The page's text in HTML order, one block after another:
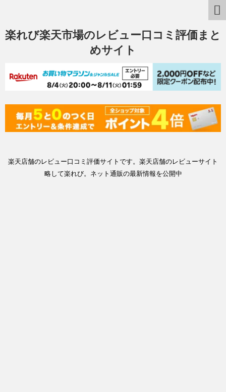
楽れび楽天市場のレビュー口コミ評価まと
めサイト
楽天店舗のレビュー口コミ評価サイトです。楽天店舗のレビューサイト
略して楽れび。ネット通販の最新情報を公開中